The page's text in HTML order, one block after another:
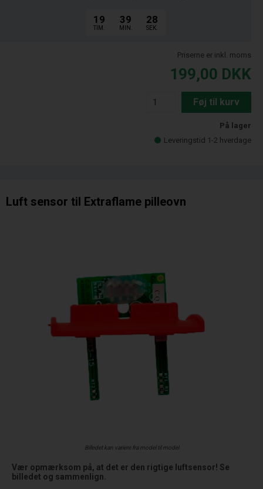
19
TIM.
39
MIN.
27
SEK.
Priserne er inkl. moms
199,00 DKK
Føj til kurv
På lager
Leveringstid 1-2 hverdage
Luft sensor til Extraflame pilleovn
Billedet kan variere fra model til model
Vær opmærksom på, at det er den rigtige luftsensor! Se
billedet og sammenlign.